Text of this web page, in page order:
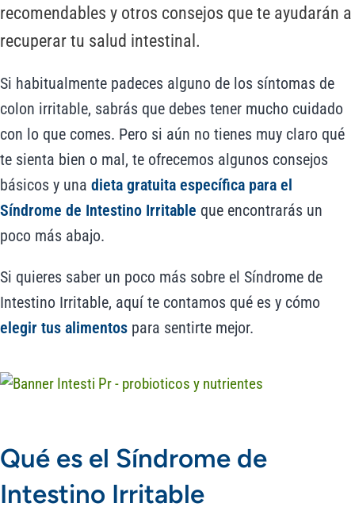
recomendables y otros consejos que te ayudarán a
recuperar tu salud intestinal.
Si habitualmente padeces alguno de los síntomas de
colon irritable, sabrás que debes tener mucho cuidado
con lo que comes. Pero si aún no tienes muy claro qué
te sienta bien o mal, te ofrecemos algunos consejos
básicos y una dieta gratuita específica para el
Síndrome de Intestino Irritable que encontrarás un
poco más abajo.
Si quieres saber un poco más sobre el Síndrome de
Intestino Irritable, aquí te contamos qué es y cómo
elegir tus alimentos para sentirte mejor.
Qué es el Síndrome de
Intestino Irritable